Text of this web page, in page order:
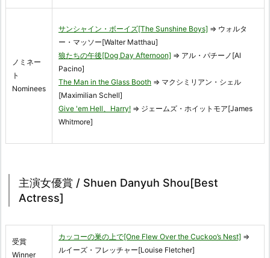
ノミネー
ト
Nominees
サンシャイン・ボーイズ[The Sunshine Boys] ⇒ ウォルタ
ー・マッソー[Walter Matthau]
狼たちの午後[Dog Day Afternoon] ⇒ アル・パチーノ[Al
Pacino]
The Man in the Glass Booth ⇒ マクシミリアン・シェル
[Maximilian Schell]
Give 'em Hell、Harry! ⇒ ジェームズ・ホイットモア[James
Whitmore]
主演女優賞 / Shuen Danyuh Shou[Best
Actress]
受賞
Winner
カッコーの巣の上で[One Flew Over the Cuckoo’s Nest] ⇒
ルイーズ・フレッチャー[Louise Fletcher]